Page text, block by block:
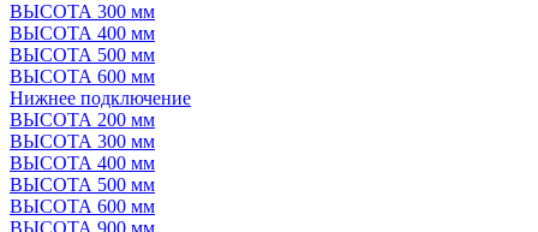
ВЫСОТА 300 мм
ВЫСОТА 400 мм
ВЫСОТА 500 мм
ВЫСОТА 600 мм
Нижнее подключение
ВЫСОТА 200 мм
ВЫСОТА 300 мм
ВЫСОТА 400 мм
ВЫСОТА 500 мм
ВЫСОТА 600 мм
ВЫСОТА 900 мм